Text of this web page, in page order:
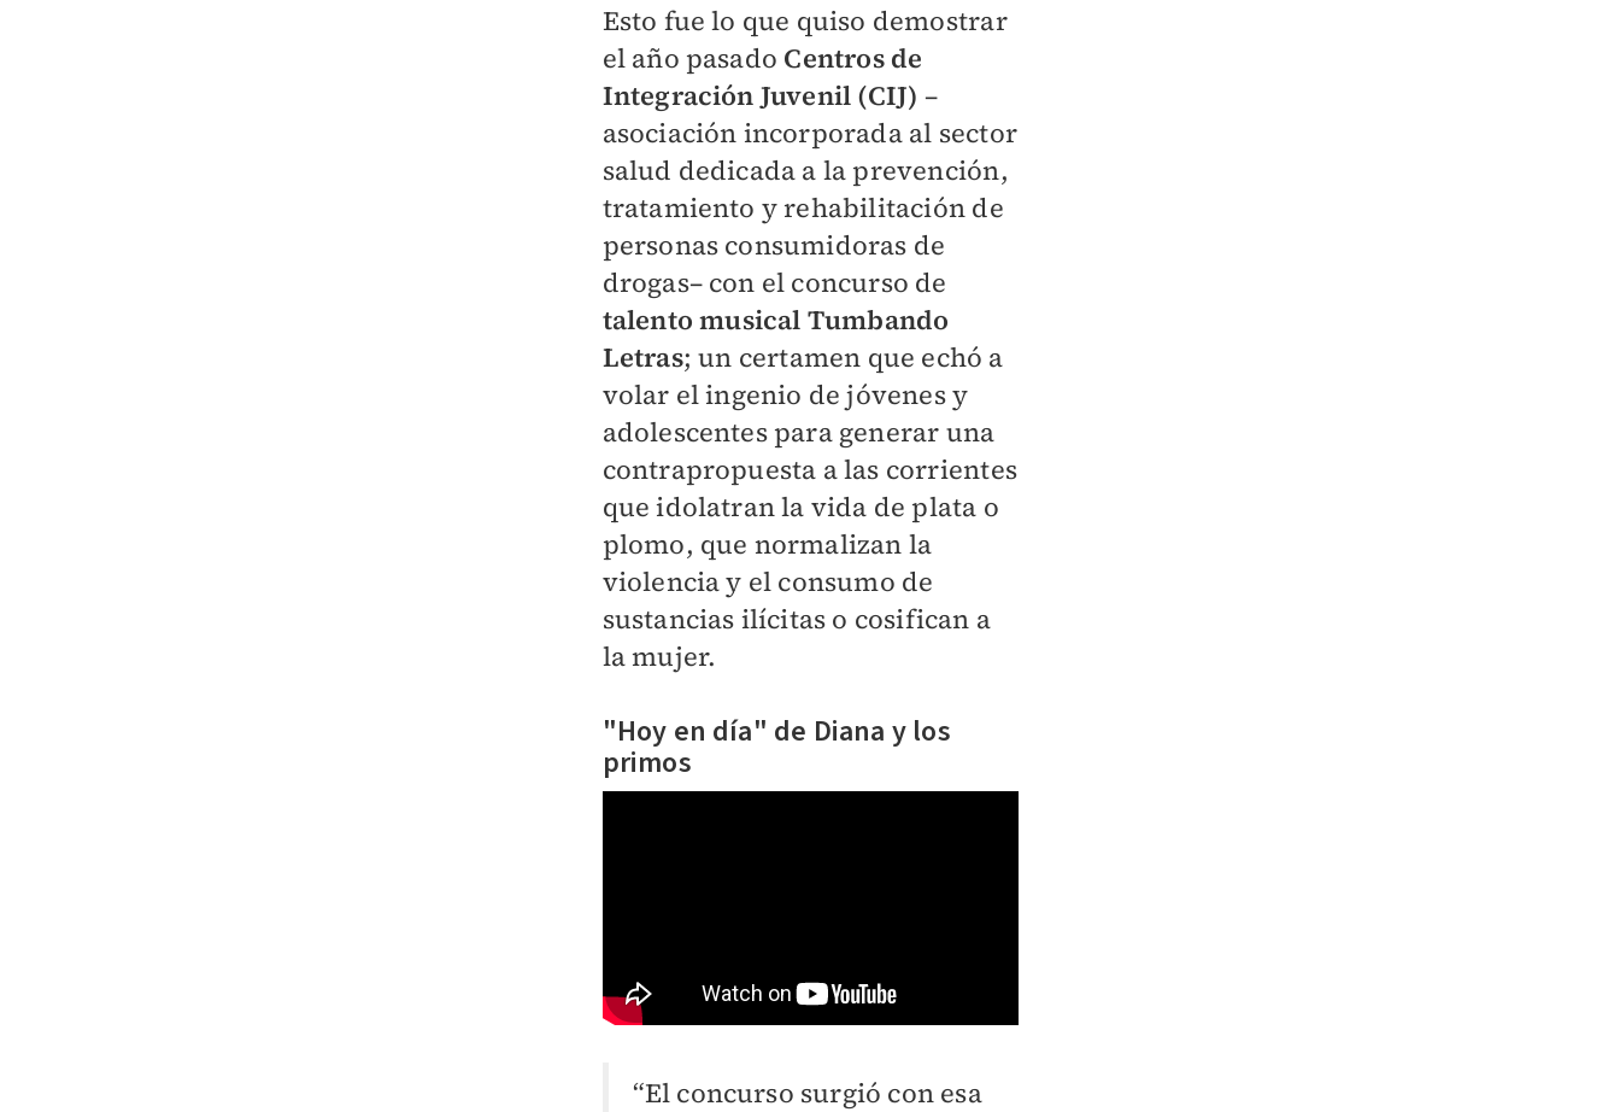
Esto fue lo que quiso demostrar
el año pasado Centros de
Integración Juvenil (CIJ) –
asociación incorporada al sector
salud dedicada a la prevención,
tratamiento y rehabilitación de
personas consumidoras de
drogas– con el concurso de
talento musical Tumbando
Letras; un certamen que echó a
volar el ingenio de jóvenes y
adolescentes para generar una
contrapropuesta a las corrientes
que idolatran la vida de plata o
plomo, que normalizan la
violencia y el consumo de
sustancias ilícitas o cosifican a
la mujer.
"Hoy en día" de Diana y los
primos
“El concurso surgió con esa